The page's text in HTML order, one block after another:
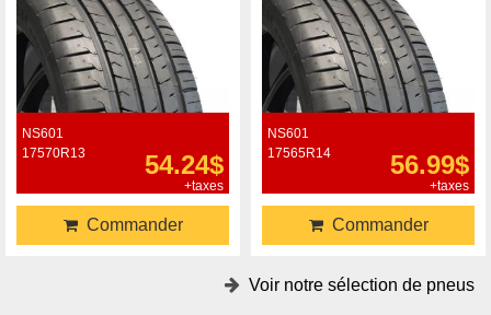
NS601
17570R13
54.24$
+taxes
Commander
NS601
17565R14
56.99$
+taxes
Commander
Voir notre sélection de pneus